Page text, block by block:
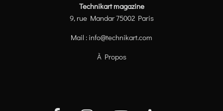
Technikart magazine
9, rue Mandar 75002 Paris
Mail : info@technikart.com
À Propos